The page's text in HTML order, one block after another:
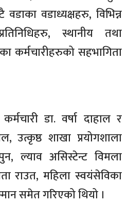
वडाध्यक्षहरु, विभिन्न
स्थानीय तथा
कर्मचारीहरुको सहभागिता
डा. वर्षा दाहाल र
उत्कृष्ठ शाखा प्रयोगशाला
ल्याव असिस्टेन्ट विमला
राउत, महिला स्वयंसेविका
समेत गरिएको थियो ।